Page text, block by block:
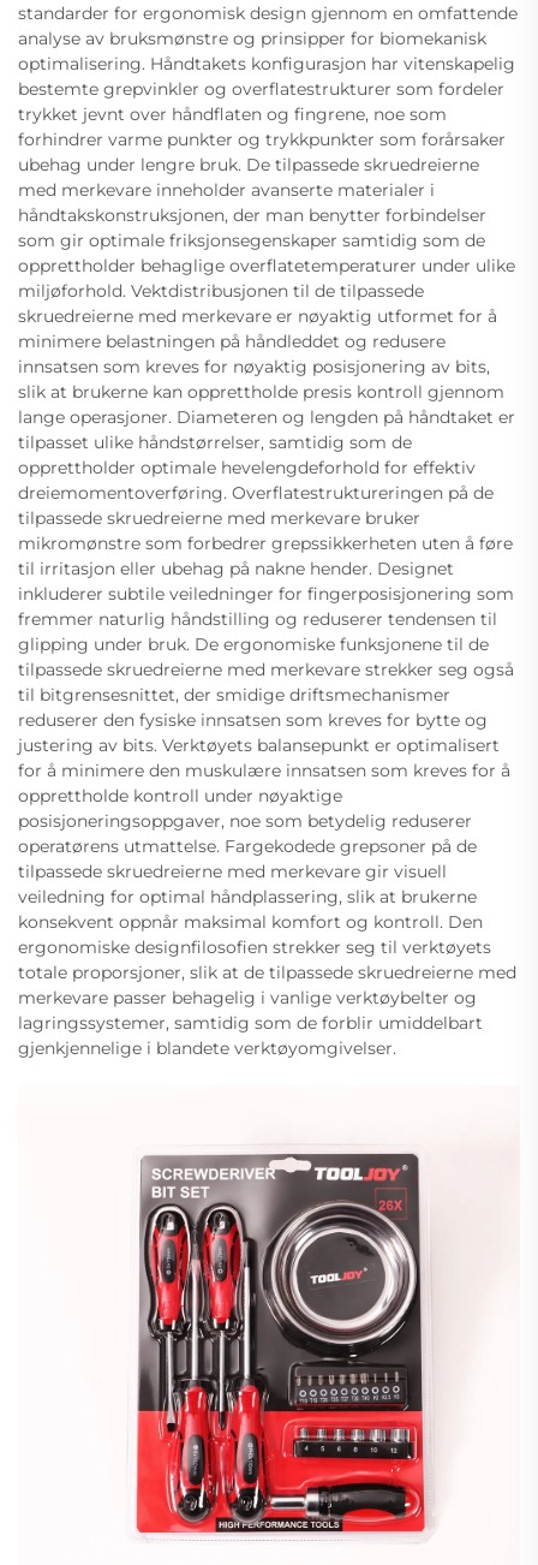
standarder for ergonomisk design gjennom en omfattende
analyse av bruksmønstre og prinsipper for biomekanisk
optimalisering. Håndtakets konfigurasjon har vitenskapelig
bestemte grepvinkler og overflatestrukturer som fordeler
trykket jevnt over håndflaten og fingrene, noe som
forhindrer varme punkter og trykkpunkter som forårsaker
ubehag under lengre bruk. De tilpassede skruedreierne
med merkevare inneholder avanserte materialer i
håndtakskonstruksjonen, der man benytter forbindelser
som gir optimale friksjonsegenskaper samtidig som de
opprettholder behaglige overflatetemperaturer under ulike
miljøforhold. Vektdistribusjonen til de tilpassede
skruedreierne med merkevare er nøyaktig utformet for å
minimere belastningen på håndleddet og redusere
innsatsen som kreves for nøyaktig posisjonering av bits,
slik at brukerne kan opprettholde presis kontroll gjennom
lange operasjoner. Diameteren og lengden på håndtaket er
tilpasset ulike håndstørrelser, samtidig som de
opprettholder optimale hevelengdeforhold for effektiv
dreiemomentoverføring. Overflatestruktureringen på de
tilpassede skruedreierne med merkevare bruker
mikromønstre som forbedrer grepssikkerheten uten å føre
til irritasjon eller ubehag på nakne hender. Designet
inkluderer subtile veiledninger for fingerposisjonering som
fremmer naturlig håndstilling og reduserer tendensen til
glipping under bruk. De ergonomiske funksjonene til de
tilpassede skruedreierne med merkevare strekker seg også
til bitgrensesnittet, der smidige driftsmechanismer
reduserer den fysiske innsatsen som kreves for bytte og
justering av bits. Verktøyets balansepunkt er optimalisert
for å minimere den muskulære innsatsen som kreves for å
opprettholde kontroll under nøyaktige
posisjoneringsoppgaver, noe som betydelig reduserer
operatørens utmattelse. Fargekodede grepsoner på de
tilpassede skruedreierne med merkevare gir visuell
veiledning for optimal håndplassering, slik at brukerne
konsekvent oppnår maksimal komfort og kontroll. Den
ergonomiske designfilosofien strekker seg til verktøyets
totale proporsjoner, slik at de tilpassede skruedreierne med
merkevare passer behagelig i vanlige verktøybelter og
lagringssystemer, samtidig som de forblir umiddelbart
gjenkjennelige i blandete verktøyomgivelser.